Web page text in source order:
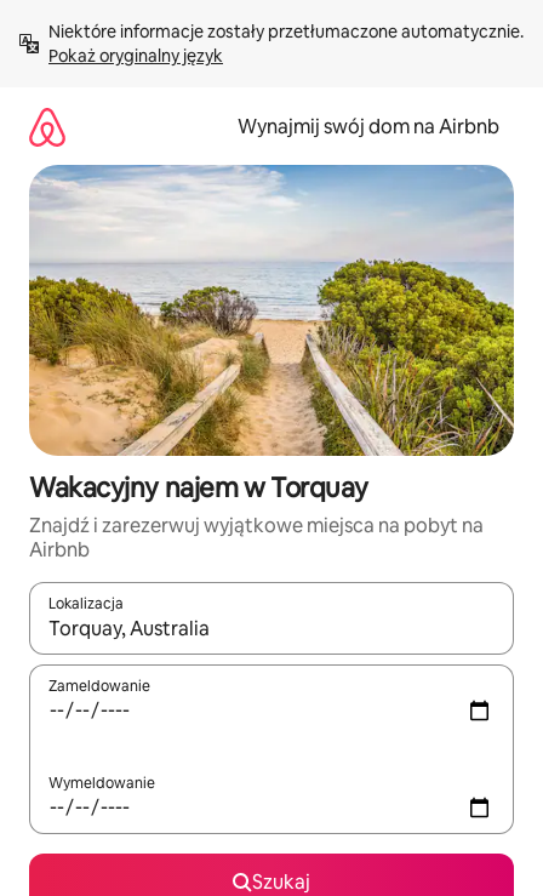
treści Pokaż oryginalny język
Wynajmij swój dom na Airbnb
Wakacyjny najem w Torquay
Znajdź i zarezerwuj wyjątkowe miejsca na pobyt na
Airbnb
Lokalizacja
Gdy wyniki będą dostępne, możesz poruszać się po nich za
Zameldowanie
Wymeldowanie
Szukaj